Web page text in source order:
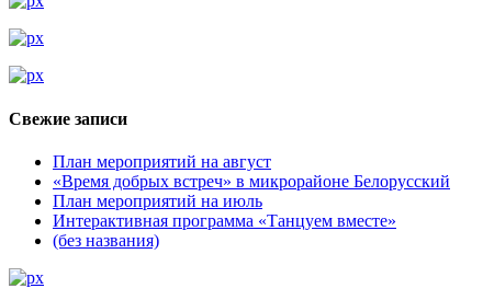
Свежие записи
План мероприятий на август
«Время добрых встреч» в микрорайоне Белорусский
План мероприятий на июль
Интерактивная программа «Танцуем вместе»
(без названия)